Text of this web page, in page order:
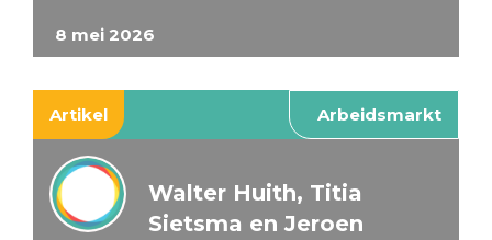
8 mei 2026
Artikel Arbeidsmarkt
Walter Huith, Titia
Sietsma en Jeroen